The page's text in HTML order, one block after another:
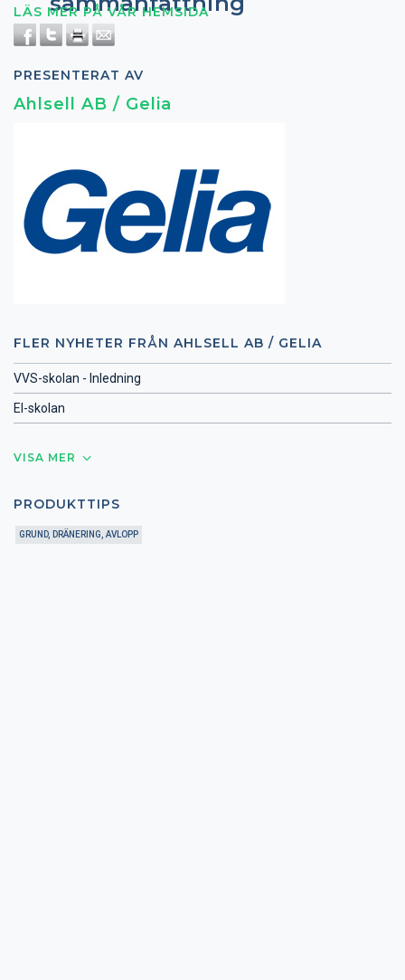
LÄS MER PÅ VÅR HEMSIDA
PRESENTERAT AV
Ahlsell AB / Gelia
FLER NYHETER FRÅN AHLSELL AB / GELIA
VVS-skolan - Inledning
El-skolan
VISA MER
PRODUKTTIPS
GRUND, DRÄNERING, AVLOPP